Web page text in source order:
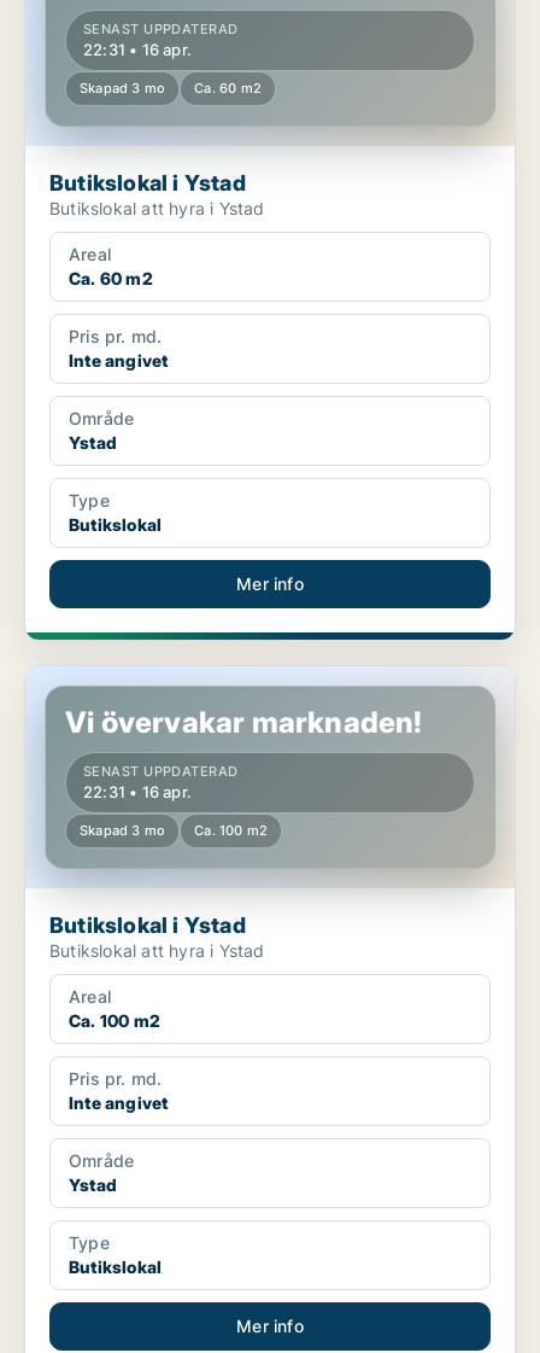
SENAST UPPDATERAD
22:31 • 16 apr.
Skapad 3 mo Ca. 60 m2
Butikslokal i Ystad
Butikslokal att hyra i Ystad
Areal
Ca. 60 m2
Pris pr. md.
Inte angivet
Område
Ystad
Type
Butikslokal
Mer info
Butikslokal i Ystad
Vi övervakar marknaden!
SENAST UPPDATERAD
22:31 • 16 apr.
Skapad 3 mo Ca. 100 m2
Butikslokal i Ystad
Butikslokal att hyra i Ystad
Areal
Ca. 100 m2
Pris pr. md.
Inte angivet
Område
Ystad
Type
Butikslokal
Mer info